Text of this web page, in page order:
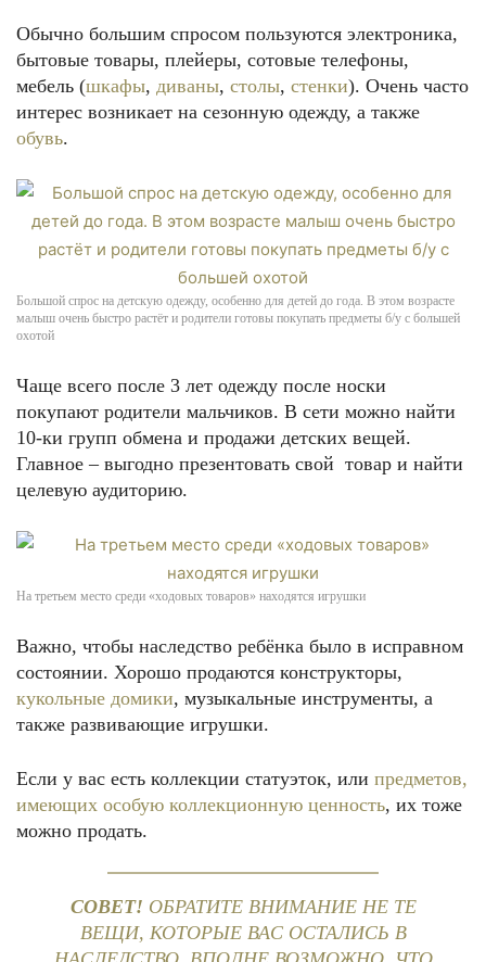
Обычно большим спросом пользуются электроника,
бытовые товары, плейеры, сотовые телефоны,
мебель (шкафы, диваны, столы, стенки). Очень часто
интерес возникает на сезонную одежду, а также
обувь.
Большой спрос на детскую одежду, особенно для детей до года. В этом возрасте
малыш очень быстро растёт и родители готовы покупать предметы б/у с большей
охотой
Чаще всего после 3 лет одежду после носки
покупают родители мальчиков. В сети можно найти
10-ки групп обмена и продажи детских вещей.
Главное – выгодно презентовать свой товар и найти
целевую аудиторию.
На третьем место среди «ходовых товаров» находятся игрушки
Важно, чтобы наследство ребёнка было в исправном
состоянии. Хорошо продаются конструкторы,
кукольные домики, музыкальные инструменты, а
также развивающие игрушки.
Если у вас есть коллекции статуэток, или предметов,
имеющих особую коллекционную ценность, их тоже
можно продать.
СОВЕТ! ОБРАТИТЕ ВНИМАНИЕ НЕ ТЕ
ВЕЩИ, КОТОРЫЕ ВАС ОСТАЛИСЬ В